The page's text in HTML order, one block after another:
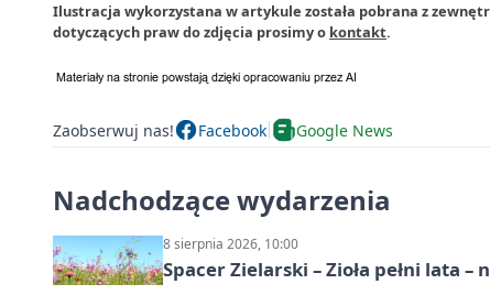
Ilustracja wykorzystana w artykule została pobrana z
dotyczących praw do zdjęcia prosimy o kontakt.
Zaobserwuj nas! Facebook Google News
Nadchodzące wydarzenia
8 sierpnia 2026, 10:00
Spacer Zielarski – Zioła pełni lata